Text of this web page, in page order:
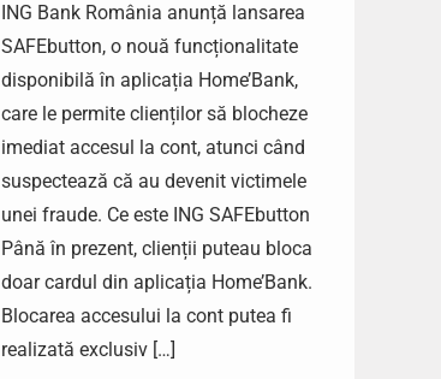
ING Bank România anunță lansarea
SAFEbutton, o nouă funcționalitate
disponibilă în aplicația Home’Bank,
care le permite clienților să blocheze
imediat accesul la cont, atunci când
suspectează că au devenit victimele
unei fraude. Ce este ING SAFEbutton
Până în prezent, clienții puteau bloca
doar cardul din aplicația Home’Bank.
Blocarea accesului la cont putea fi
realizată exclusiv […]